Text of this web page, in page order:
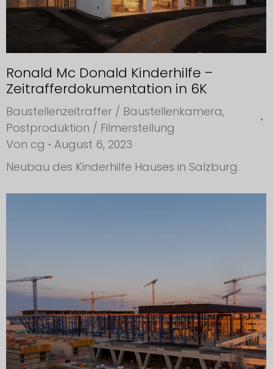
Ronald Mc Donald Kinderhilfe –
Zeitrafferdokumentation in 6K
Baustellenzeitraffer / Baustellenkamera,
Postproduktion / Filmerstellung
Von cg
August 6, 2023
Neubau des Kinderhilfe Hauses in Salzburg.